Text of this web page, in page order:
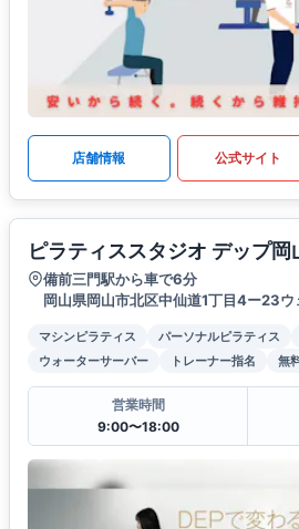
店舗情報 公式サイト
ピラティススタジオ デップ岡
備前三門駅から車で6分
岡山県岡山市北区中仙道1丁目4ー23ウ
マシンピラティス パーソナルピラティス
ウォーターサーバー
トレーナー指名 無
営業時間
9:00〜18:00